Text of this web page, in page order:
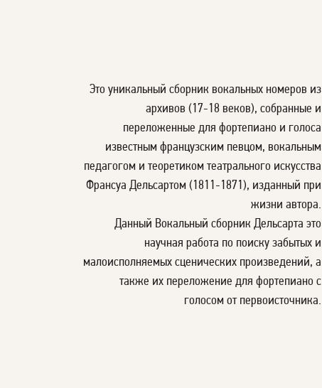
Это уникальный сборник вокальных номеров из
архивов (17-18 веков), собранные и
переложенные для фортепиано и голоса
известным французским певцом, вокальным
педагогом и теоретиком театрального искусства
Франсуа Дельсартом (1811-1871), изданный при
жизни автора.
Данный Вокальный сборник Дельсарта это
научная работа по поиску забытых и
малоисполняемых сценических произведений, а
также их переложение для фортепиано с
голосом от первоисточника.